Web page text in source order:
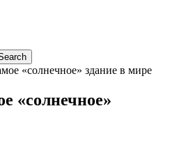
«солнечное» здание в мире
«солнечное»